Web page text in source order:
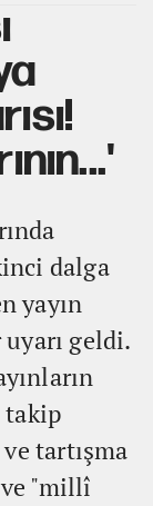
dalga
yayın
geldi.
tartışma
ve "millî